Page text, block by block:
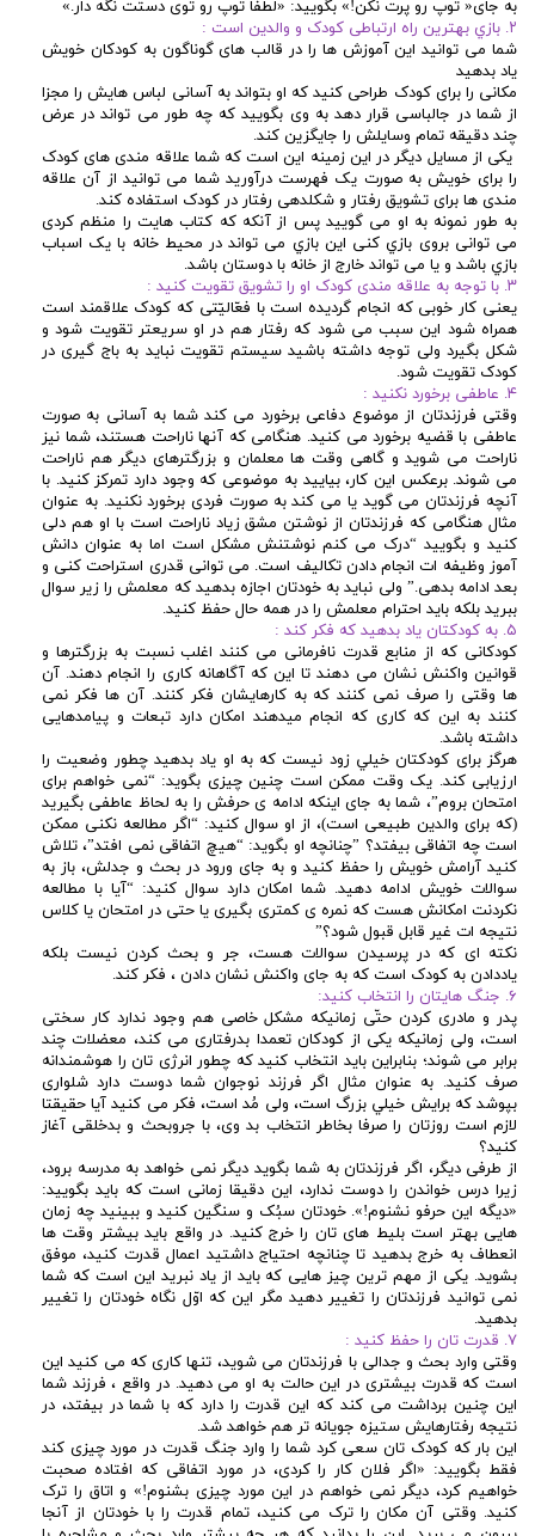
به جای« توپ رو پرت نکن!» بگویید: «لطفاً توپ رو توی دستت نگه دار.»
۲. بازي بهترین راه ارتباطی کودک و والدین است :
شما می توانید این آموزش ها را در قالب های گوناگون به کودکان خویش
یاد بدهید
مکانی را برای کودک طراحی کنید که او بتواند به آسانی لباس هایش را مجزا
از شما در جالباسی قرار دهد به وی بگویید که چه طور می تواند در عرض
چند دقیقه تمام وسایلش را جایگزین کند.
یکی از مسایل دیگر در این زمینه این است که شما علاقه مندی های کودک
را برای خویش به صورت یک فهرست درآورید شما می توانید از آن علاقه
مندی ها برای تشویق رفتار و شکلدهی رفتار در کودک استفاده کند.
به طور نمونه به او می گویید پس از آنکه که کتاب هایت را منظم کردی
می توانی بروی بازي کنی این بازي می تواند در محیط خانه با یک اسباب
بازي باشد و یا می تواند خارج از خانه با دوستان باشد.
۳. با توجه به علاقه مندی کودک او را تشویق تقویت کنید :
یعنی کار خوبی که انجام گردیده است با فعّالیّتی که کودک علاقمند است
همراه شود این سبب می شود که رفتار هم در او سریعتر تقویت شود و
شکل بگیرد ولی توجه داشته باشید سیستم تقویت نباید به باج گیری در
کودک تقویت شود.
۴. عاطفی برخورد نکنید :
وقتی فرزندتان از موضوع دفاعی برخورد می کند شما به آسانی به صورت
عاطفی با قضیه برخورد می کنید. هنگامی که آنها ناراحت هستند، شما نیز
ناراحت می شوید و گاهی وقت ها معلمان و بزرگترهای ديگر هم ناراحت
می شوند. برعکس این کار، بیایید به موضوعی که وجود دارد تمرکز کنید. با
آنچه فرزندتان می گوید یا می کند به صورت فردی برخورد نکنید. به عنوان
مثال هنگامی که فرزندتان از نوشتن مشق زیاد ناراحت است با او هم دلی
کنید و بگویید “درک می کنم نوشتنش مشکل است اما به عنوان دانش
آموز وظیفه ات انجام دادن تکالیف است. می توانی قدری استراحت کنی و
بعد ادامه بدهی.” ولی نباید به خودتان اجازه بدهید که معلمش را زیر سوال
ببرید بلکه باید احترام معلمش را در همه حال حفظ کنید.
۵. به کودکتان یاد بدهید که فکر کند :
کودکانی که از منابع قدرت نافرمانی می کنند اغلب نسبت به بزرگترها و
قوانین واکنش نشان می دهند تا این که آگاهانه کاری را انجام دهند. آن
ها وقتی را صرف نمی کنند که به کارهایشان فکر کنند. آن ها فکر نمی
کنند به این که کاری که انجام میدهند امکان دارد تبعات و پیامدهایی
داشته باشد.
هرگز برای کودکتان خيلي زود نیست که به او یاد بدهید چطور وضعیت را
ارزیابی کند. یک وقت ممکن است چنين چیزی بگوید: “نمی خواهم برای
امتحان بروم”، شما به جای اینکه ادامه ی حرفش را به لحاظ عاطفی بگیرید
(که برای والدین طبیعی است)، از او سوال کنید: “اگر مطالعه نکنی ممکن
است چه اتفاقی بیفتد؟ ”چنانچه او بگوید: “هیچ اتفاقی نمی افتد”، تلاش
کنید آرامش خویش را حفظ کنید و به جای ورود در بحث و جدلش، باز به
سوالات خویش ادامه دهید. شما امکان دارد سوال کنید: “آیا با مطالعه
نکردنت امکانش هست که نمره ی کمتری بگیری یا حتی در امتحان یا کلاس
نتیجه ات غیر قابل قبول شود؟”
نکته ای که در پرسیدن سوالات هست، جر و بحث کردن نیست بلکه
یاددادن به کودک است که به جای واکنش نشان دادن ، فکر کند.
۶. جنگ هایتان را انتخاب کنید:
پدر و مادری کردن حتّی زمانیکه مشکل خاصی هم وجود ندارد کار سختی
است، ولی زمانیکه یکی از کودکان تعمدا بدرفتاری می کند، معضلات چند
برابر می شوند؛ بنابراین باید انتخاب کنید که چطور انرژی تان را هوشمندانه
صرف کنید. به عنوان مثال اگر فرزند نوجوان شما دوست دارد شلواری
بپوشد که برایش خيلي بزرگ است، ولی مُد است، فکر می کنید آیا حقیقتا
لازم است روزتان را صرفا بخاطر انتخاب بد وی، با جروبحث و بدخلقی آغاز
کنید؟
از طرفی دیگر، اگر فرزندتان به شما بگوید ديگر نمی خواهد به مدرسه برود،
زیرا درس خواندن را دوست ندارد، این دقیقا زمانی است که باید بگویید:
«دیگه این حرفو نشنوم!». خودتان سبُک و سنگین کنید و ببینید چه زمان
هایی بهتر است بلیط های تان را خرج کنید. در واقع باید بیشتر وقت ها
انعطاف به خرج بدهید تا چنانچه احتیاج داشتید اعمال قدرت کنید، موفق
بشوید. یکی از مهم ترین چیز هایی که باید از یاد نبرید این است که شما
نمی توانید فرزندتان را تغيير دهید مگر این که اوّل نگاه خودتان را تغییر
بدهید.
۷. قدرت تان را حفظ کنید :
وقتی وارد بحث و جدالی با فرزندتان می شوید، تنها کاری که می کنید این
است که قدرت بیشتری در این حالت به او می دهید. در واقع ، فرزند شما
این چنین برداشت می کند که این قدرت را دارد که با شما در بیفتد، در
نتیجه رفتارهایش ستیزه جویانه تر هم خواهد شد.
این بار که کودک تان سعی کرد شما را وارد جنگ قدرت در مورد چیزی کند
فقط بگویید: «اگر فلان کار را کردی، در مورد اتفاقی که افتاده صحبت
خواهیم کرد، دیگر نمی خواهم در این مورد چیزی بشنوم!» و اتاق را ترک
کنید. وقتی آن مکان را ترک می کنید، تمام قدرت را با خودتان از آنجا